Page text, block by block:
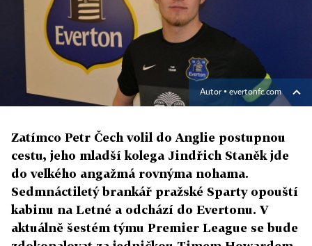
Autor ▪ evertonfc.com
Zatímco Petr Čech volil do Anglie postupnou
cestu, jeho mladší kolega Jindřich Staněk jde
do velkého angažmá rovnýma nohama.
Sedmnáctiletý brankář pražské Sparty opouští
kabinu na Letné a odchází do Evertonu. V
aktuálně šestém týmu Premier League se bude